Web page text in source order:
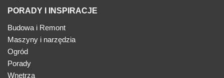
PORADY I INSPIRACJE
Budowa i Remont
Maszyny i narzędzia
Ogród
Porady
Wnętrza